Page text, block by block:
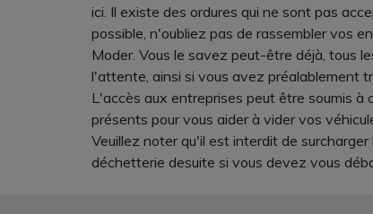
ici. Il existe des ordures qui ne sont pas
possible, n'oubliez pas de rassembler vos
Moder. Vous le savez peut-être déjà, tous
l'attente, ainsi si vous avez préalablement
L'accès aux entreprises peut être soumis à
présents pour vous aider à vider vos
Veuillez noter qu'il est interdit de
déchetterie desuite si vous devez vous